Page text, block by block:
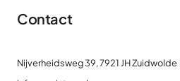
Contact
Nijverheidsweg 39, 7921 JH Zuidwolde